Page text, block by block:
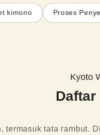
kimono Proses
Kyoto
termasuk tata rambut.